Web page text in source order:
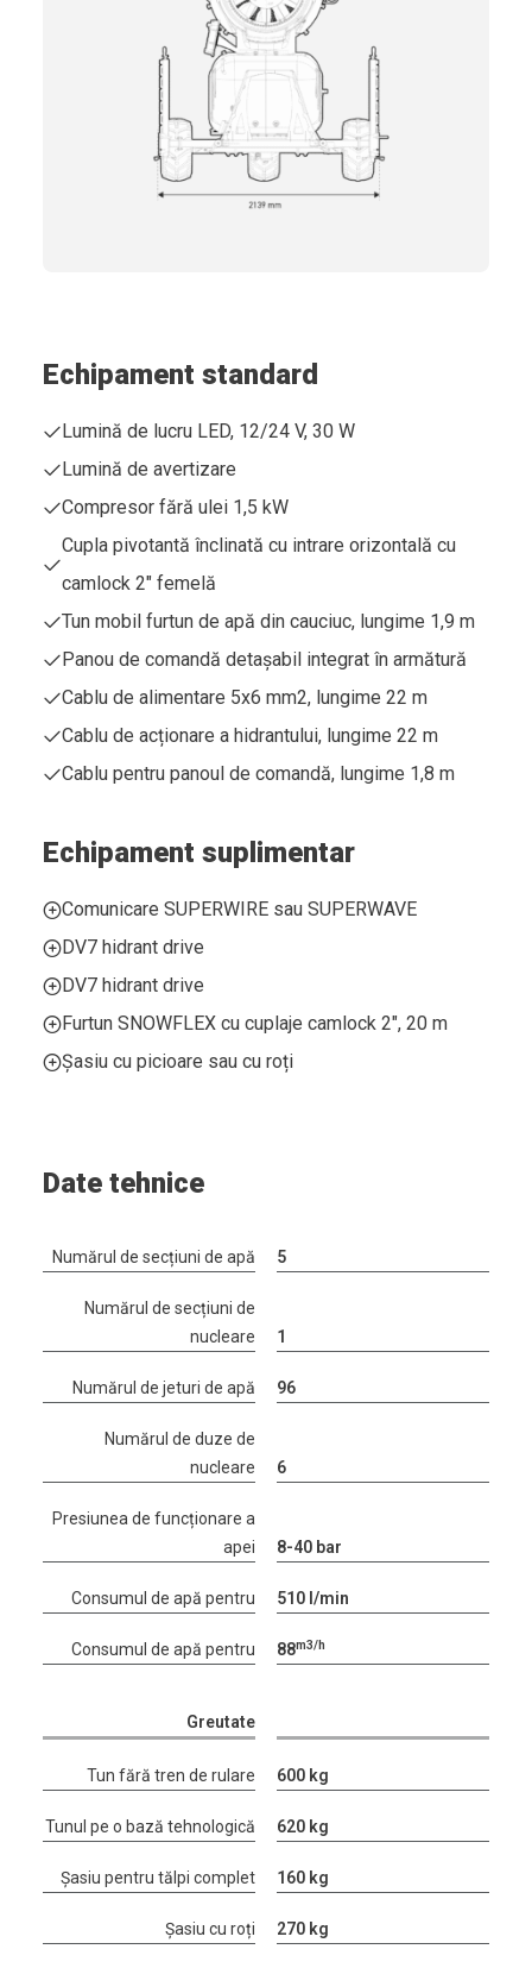
Echipament standard
Lumină de lucru LED, 12/24 V, 30 W
Lumină de avertizare
Compresor fără ulei 1,5 kW
Cupla pivotantă înclinată cu intrare orizontală cu
camlock 2" femelă
Tun mobil furtun de apă din cauciuc, lungime 1,9 m
Panou de comandă detașabil integrat în armătură
Cablu de alimentare 5x6 mm2, lungime 22 m
Cablu de acționare a hidrantului, lungime 22 m
Cablu pentru panoul de comandă, lungime 1,8 m
Echipament suplimentar
Comunicare SUPERWIRE sau SUPERWAVE
DV7 hidrant drive
DV7 hidrant drive
Furtun SNOWFLEX cu cuplaje camlock 2", 20 m
Șasiu cu picioare sau cu roți
Date tehnice
Numărul de secțiuni de apă 5
Numărul de secțiuni de
nucleare
1
Numărul de jeturi de apă 96
Numărul de duze de
nucleare
6
Presiunea de funcționare a
apei
8-40 bar
Consumul de apă pentru 510 l/min
Consumul de apă pentru 88m3/h
Greutate
Tun fără tren de rulare 600 kg
Tunul pe o bază tehnologică 620 kg
Șasiu pentru tălpi complet 160 kg
Șasiu cu roți 270 kg